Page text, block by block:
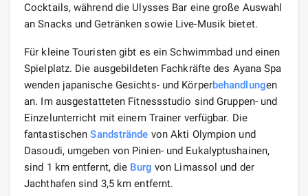
Cocktails, während die Ulysses Bar eine große Auswahl
an Snacks und Getränken sowie Live-Musik bietet.
Für kleine Touristen gibt es ein Schwimmbad und einen
Spielplatz. Die ausgebildeten Fachkräfte des Ayana Spa
wenden japanische Gesichts- und Körperbehandlungen
an. Im ausgestatteten Fitnessstudio sind Gruppen- und
Einzelunterricht mit einem Trainer verfügbar. Die
fantastischenSandstrände von Akti Olympion und
Dasoudi, umgeben von Pinien- und Eukalyptushainen,
sind 1 km entfernt, die Burg von Limassol und der
Jachthafen sind 3,5 km entfernt.